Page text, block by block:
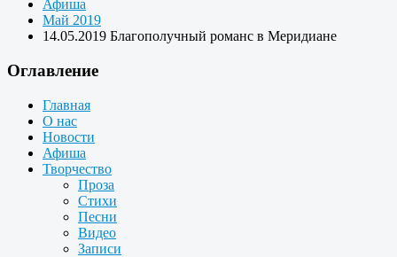
Афиша
Май 2019
14.05.2019 Благополучный романс в Меридиане
Оглавление
Главная
О нас
Новости
Афиша
Творчество
Проза
Стихи
Песни
Видео
Записи